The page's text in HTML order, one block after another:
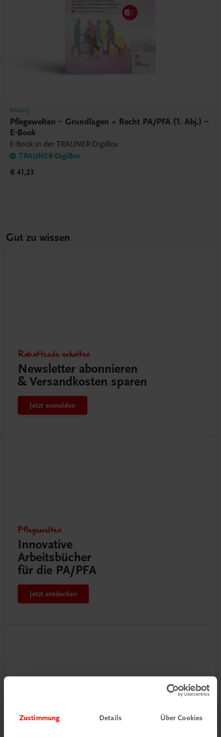
Zustimmung Details Über Cookies
Bildung
Pflegewelten – Grundlagen + Recht PA/PFA (1. Abj.) –
E-Book
E-Book in der TRAUNER-DigiBox
TRAUNER-DigiBox
€ 41,23
Gut zu wissen
Rabattcode erhalten
Newsletter abonnieren
& Versandkosten sparen
Jetzt anmelden
Pflegewelten
Innovative
Arbeitsbücher
für die PA/PFA
Jetzt entdecken